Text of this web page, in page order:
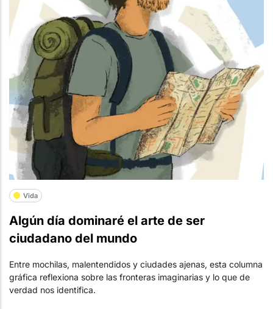
Vida
Algún día dominaré el arte de ser
ciudadano del mundo
Entre mochilas, malentendidos y ciudades ajenas, esta columna
gráfica reflexiona sobre las fronteras imaginarias y lo que de
verdad nos identifica.